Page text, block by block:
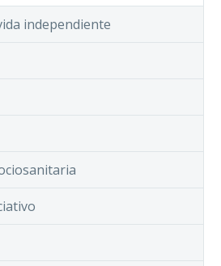
independiente